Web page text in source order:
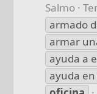
Salmo
armado
armar
ayuda a
ayuda